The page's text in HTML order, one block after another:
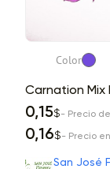
Color
Carnation Mix
0,15$- Precio
0,16$- Precio
San José